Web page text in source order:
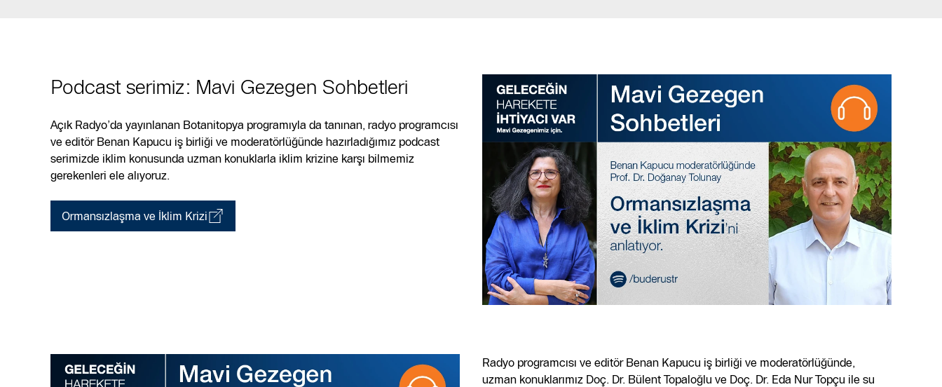
Podcast serimiz: Mavi Gezegen Sohbetleri
Açık Radyo’da yayınlanan Botanitopya programıyla da tanınan, radyo programcısı
ve editör Benan Kapucu iş birliği ve moderatörlüğünde hazırladığımız podcast
serimizde iklim konusunda uzman konuklarla iklim krizine karşı bilmemiz
gerekenleri ele alıyoruz.
Ormansızlaşma ve İklim Krizi
Radyo programcısı ve editör Benan Kapucu iş birliği ve moderatörlüğünde,
uzman konuklarımız Doç. Dr. Bülent Topaloğlu ve Doç. Dr. Eda Nur Topçu ile su